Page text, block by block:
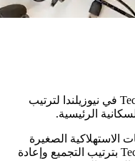
دخلت Logitech في شراكة مع TechCollect في نيوزيلندا لترتيب
الرئيسية.
الاستهلاكية الصغيرة
لإعادة التدوير وسيقوم شريكنا TechCollect بترتيب التجميع وإعادة